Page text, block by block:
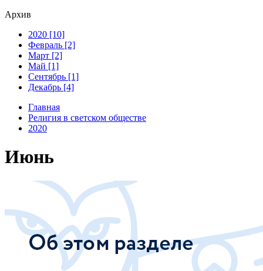
Архив
2020 [10]
Февраль [2]
Март [2]
Май [1]
Сентябрь [1]
Декабрь [4]
Главная
Религия в светском обществе
2020
Июнь